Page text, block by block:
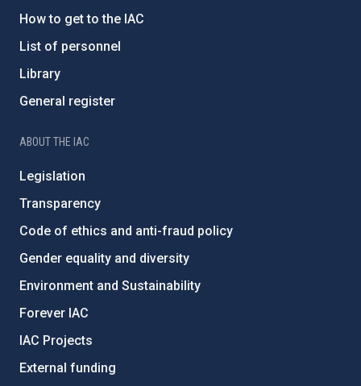
How to get to the IAC
List of personnel
Library
General register
ABOUT THE IAC
Legislation
Transparency
Code of ethics and anti-fraud policy
Gender equality and diversity
Environment and Sustainability
Forever IAC
IAC Projects
External funding